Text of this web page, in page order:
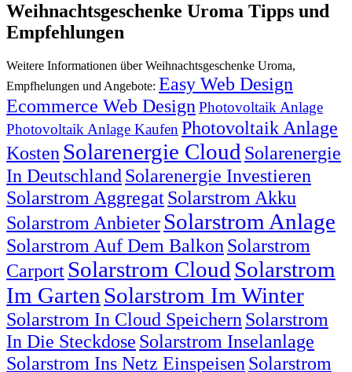
Weihnachtsgeschenke Uroma Tipps und
Empfehlungen
Weitere Informationen über Weihnachtsgeschenke Uroma,
Empfhelungen und Angebote: Easy Web Design
Ecommerce Web Design Photovoltaik Anlage
Photovoltaik Anlage Kaufen Photovoltaik Anlage
Kosten Solarenergie Cloud Solarenergie
In Deutschland Solarenergie Investieren
Solarstrom AggregatSolarstrom Akku
Solarstrom Anbieter Solarstrom Anlage
Solarstrom Auf Dem Balkon Solarstrom
Carport Solarstrom Cloud Solarstrom
Im Garten Solarstrom Im Winter
Solarstrom In Cloud Speichern Solarstrom
In Die Steckdose Solarstrom Inselanlage
Solarstrom Ins Netz Einspeisen Solarstrom